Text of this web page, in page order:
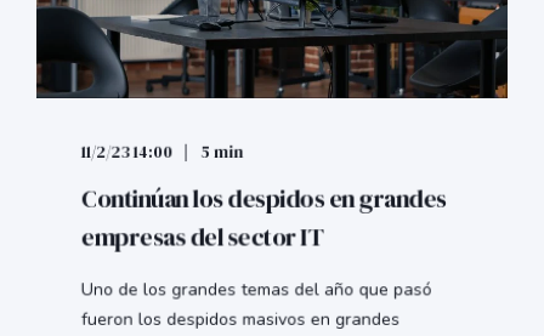
11/2/23 14:00 5 min
Continúan los despidos en grandes
empresas del sector IT
Uno de los grandes temas del año que pasó
fueron los despidos masivos en grandes